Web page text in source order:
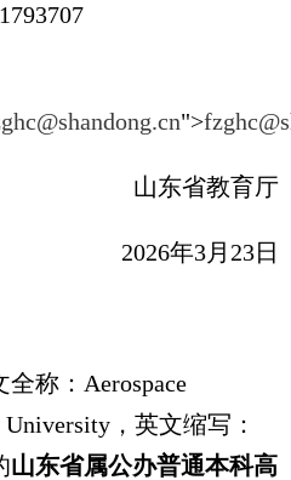
">
山东省教育厅
2026年3月23日
称：Aerospace
，英文缩写：
山东省属公办普通本科高